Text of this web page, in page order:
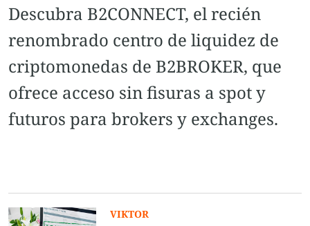
Descubra B2CONNECT, el recién
renombrado centro de liquidez de
criptomonedas de B2BROKER, que
ofrece acceso sin fisuras a spot y
futuros para brokers y exchanges.
VIKTOR